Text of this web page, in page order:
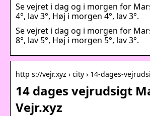
Se vejret i dag og i morgen for
4°, lav 3°, Høj i morgen 4°, lav 3°.
Se vejret i dag og i morgen for
8°, lav 5°, Høj i morgen 5°, lav 3°.
http s://vejr.xyz › city › 14-dages-
14 dages vejrudsigt
Vejr.xyz